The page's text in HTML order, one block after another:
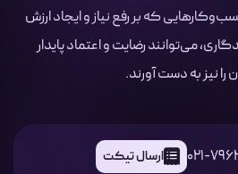
که بر رفع نیاز و ایجاد ارزش
می‌توانند رضایت و اعتماد پایدار
را نیز به دست آورند.
021- ارسال تیکت